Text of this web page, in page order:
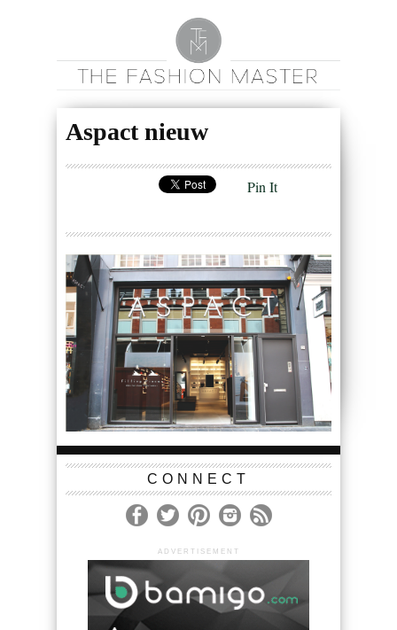
Aspact nieuw
Pin It
CONNECT
ADVERTISEMENT